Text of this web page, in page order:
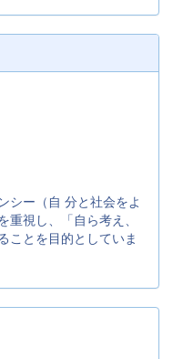
シー（自 分と社会をよ
視し、「自ら考え、
ことを目的としていま